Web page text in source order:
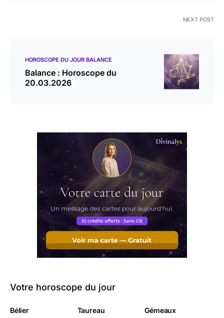
NEXT POST
HOROSCOPE DU JOUR BALANCE
Balance : Horoscope du
20.03.2026
Votre horoscope du jour
Bélier Taureau Gémeaux